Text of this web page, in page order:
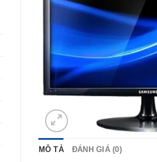
MÔ TẢ ĐÁNH GIÁ (0)